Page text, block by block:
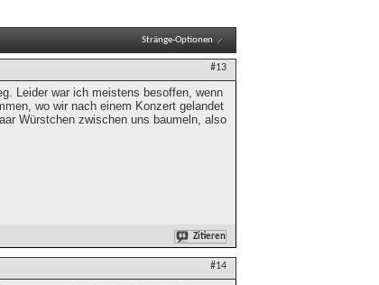
Stränge-Optionen
#13
Leider war ich meistens besoffen, wenn
wo wir nach einem Konzert gelandet
Würstchen zwischen uns baumeln, also
Zitieren
#14